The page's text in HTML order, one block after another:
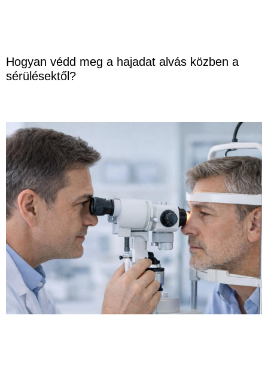
Hogyan védd meg a hajadat alvás közben a
sérülésektől?